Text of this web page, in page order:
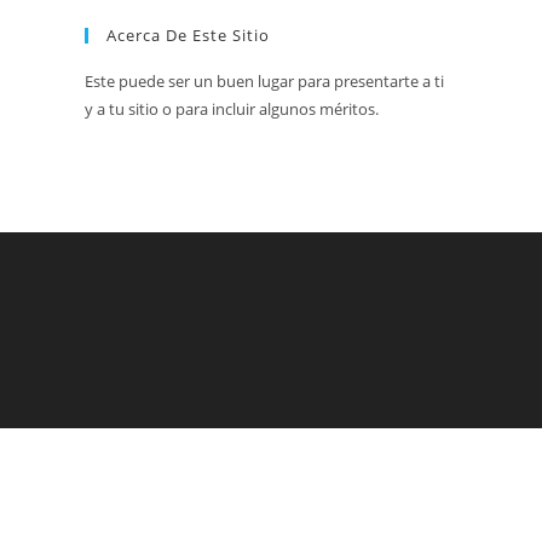
Acerca De Este Sitio
Este puede ser un buen lugar para presentarte a ti
y a tu sitio o para incluir algunos méritos.